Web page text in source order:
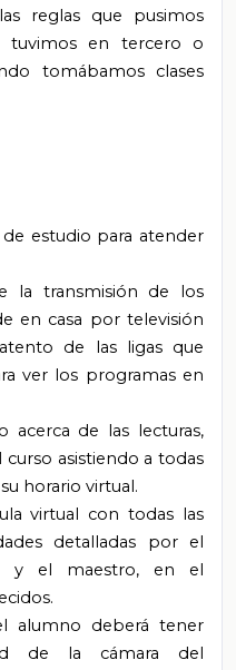
reglas que pusimos
tuvimos en tercero o
tomábamos clases
estudio para atender
la transmisión de los
en casa por televisión
de las ligas que
ver los programas en
acerca de las lecturas,
curso asistiendo a todas
horario virtual.
virtual con todas las
detalladas por el
y el maestro, en el
alumno deberá tener
de la cámara del